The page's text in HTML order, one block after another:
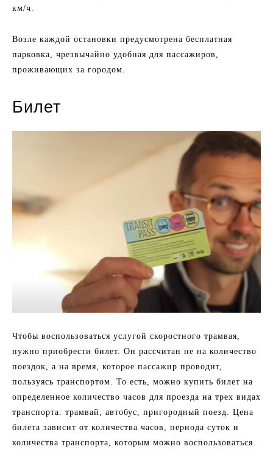
км/ч.
Возле каждой остановки предусмотрена бесплатная
парковка, чрезвычайно удобная для пассажиров,
проживающих за городом.
Билет
Чтобы воспользоваться услугой скоростного трамвая,
нужно приобрести билет. Он рассчитан не на количество
поездок, а на время, которое пассажир проводит,
пользуясь транспортом. То есть, можно купить билет на
определенное количество часов для проезда на трех видах
транспорта: трамвай, автобус, пригородный поезд. Цена
билета зависит от количества часов, периода суток и
количества транспорта, которым можно воспользоваться.